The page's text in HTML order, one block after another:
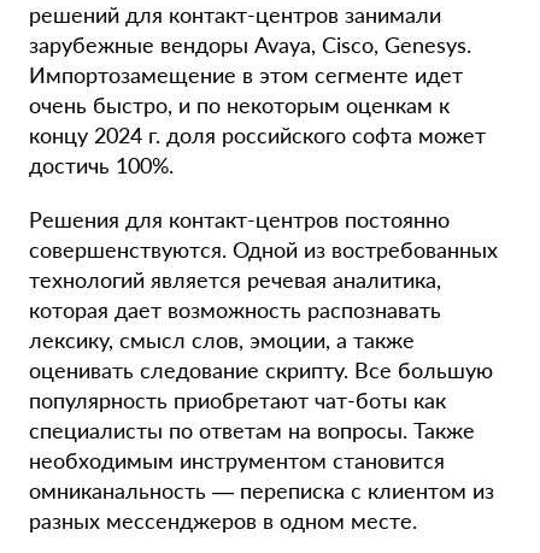
решений для контакт-центров занимали
зарубежные вендоры Avaya, Cisco, Genesys.
Импортозамещение в этом сегменте идет
очень быстро, и по некоторым оценкам к
концу 2024 г. доля российского софта может
достичь 100%.
Решения для контакт-центров постоянно
совершенствуются. Одной из востребованных
технологий является речевая аналитика,
которая дает возможность распознавать
лексику, смысл слов, эмоции, а также
оценивать следование скрипту. Все большую
популярность приобретают чат-боты как
специалисты по ответам на вопросы. Также
необходимым инструментом становится
омниканальность — переписка с клиентом из
разных мессенджеров в одном месте.